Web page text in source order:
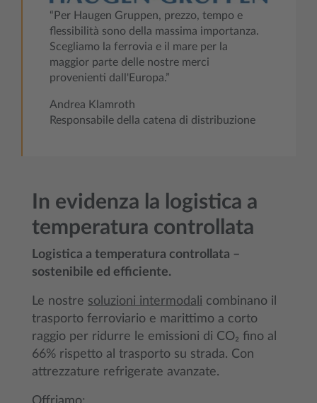
“Per Haugen Gruppen, prezzo, tempo e
flessibilità sono della massima importanza.
Scegliamo la ferrovia e il mare per la
maggior parte delle nostre merci
provenienti dall'Europa.”
Andrea Klamroth
Responsabile della catena di distribuzione
In evidenza la logistica a
temperatura controllata
Logistica a temperatura controllata –
sostenibile ed efficiente.
Le nostre soluzioni intermodali combinano il
trasporto ferroviario e marittimo a corto
raggio per ridurre le emissioni di CO₂ fino al
66% rispetto al trasporto su strada. Con
attrezzature refrigerate avanzate.